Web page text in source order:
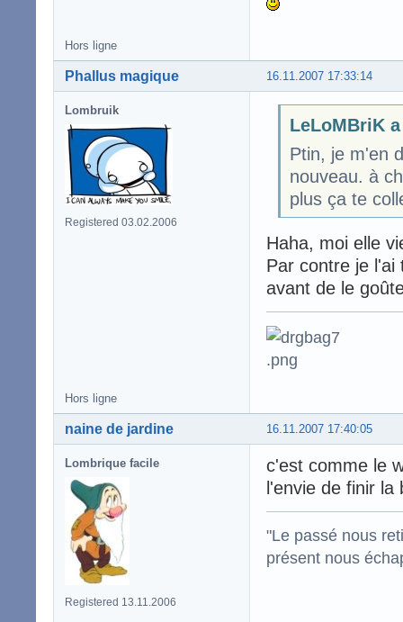
Hors ligne
16.11.2007 17:33:14
Phallus magique
Lombruik
Registered 03.02.2006
LeLoMBriK
Ptin, je m'en
nouveau. à
plus ça te
Haha, moi elle
Par contre je l'ai
avant de le
Hors ligne
16.11.2007 17:40:05
naine de jardine
Lombrique facile
Registered 13.11.2006
c'est comme le
l'envie de finir la
"Le passé nous
présent nous